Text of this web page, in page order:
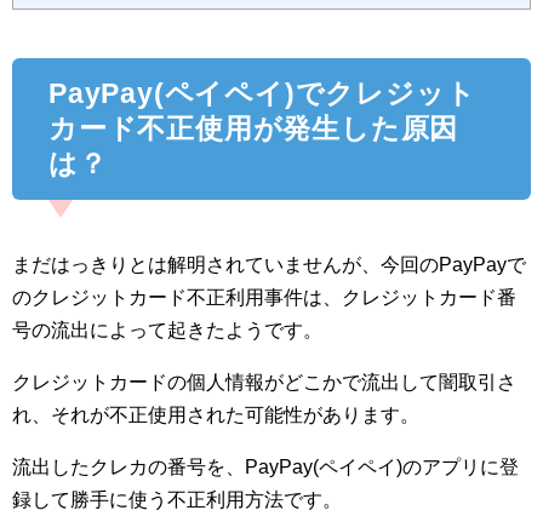
PayPay(ペイペイ)でクレジット
カード不正使用が発生した原因
は？
まだはっきりとは解明されていませんが、今回のPayPayで
のクレジットカード不正利用事件は、クレジットカード番
号の流出によって起きたようです。
クレジットカードの個人情報がどこかで流出して闇取引さ
れ、それが不正使用された可能性があります。
流出したクレカの番号を、PayPay(ペイペイ)のアプリに登
録して勝手に使う不正利用方法です。